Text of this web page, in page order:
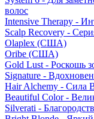
волос
Intensive Therapy -
Scalp Recovery -
Olaplex (США)
Oribe (США)
Gold Lust - Роскошь
Signature -
Hair Alchemy - Сила
Beautiful Color -
Silverati -